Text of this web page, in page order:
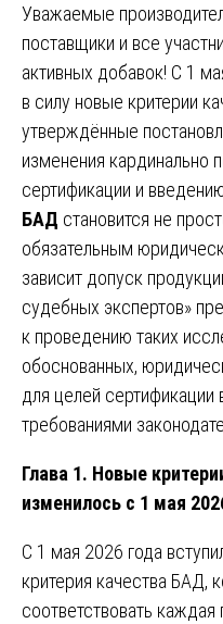
Уважаемые
поставщики и все
активных добавок! С 1
в силу новые критерии
утверждённые
изменения кардинально
сертификации и
БАД становится не
обязательным
зависит допуск
судебных экспертов»
к проведению таких
обоснованных,
для целей сертификации
требованиями
Глава 1. Новые
изменилось с 1 мая
С 1 мая 2026 года
критерия качества БАД,
соответствовать